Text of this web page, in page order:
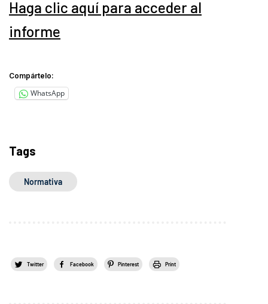
Haga clic aquí para acceder al
informe
Compártelo:
WhatsApp
Tags
Normativa
Twitter Facebook Pinterest Print